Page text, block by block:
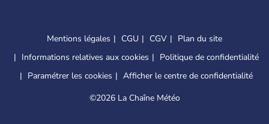
Mentions légales CGU CGV
Plan du site
Informations relatives aux cookies
Politique de confidentialité
Paramétrer les cookies
Afficher le centre de confidentialité
©2026 La Chaîne Météo